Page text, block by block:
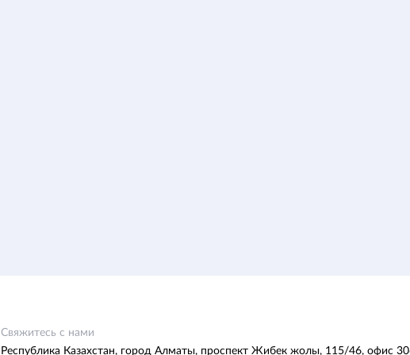
Свяжитесь с нами
Республика Казахстан, город Алматы, проспект Жибек жолы, 115/46, офис